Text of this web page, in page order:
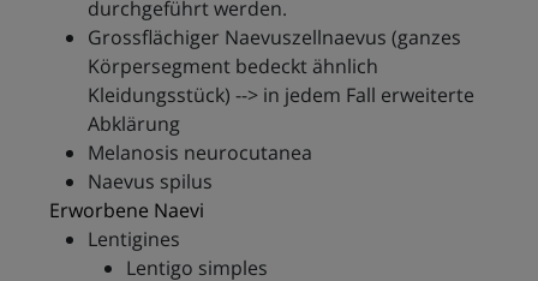
durchgeführt werden.
Grossflächiger Naevuszellnaevus (ganzes
Körpersegment bedeckt ähnlich
Kleidungsstück) --> in jedem Fall erweiterte
Abklärung
Melanosis neurocutanea
Naevus spilus
Erworbene Naevi
Lentigines
Lentigo simples